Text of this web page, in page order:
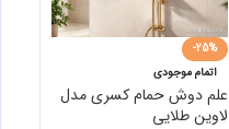
-25%
اتمام موجودی
علم دوش حمام کسری مدل
لاوین طلایی